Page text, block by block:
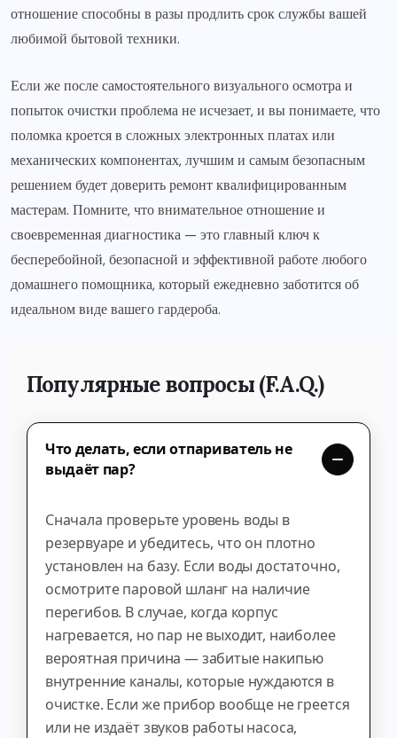
отношение способны в разы продлить срок службы вашей
любимой бытовой техники.
Если же после самостоятельного визуального осмотра и
попыток очистки проблема не исчезает, и вы понимаете, что
поломка кроется в сложных электронных платах или
механических компонентах, лучшим и самым безопасным
решением будет доверить ремонт квалифицированным
мастерам. Помните, что внимательное отношение и
своевременная диагностика — это главный ключ к
бесперебойной, безопасной и эффективной работе любого
домашнего помощника, который ежедневно заботится об
идеальном виде вашего гардероба.
Популярные вопросы (F.A.Q.)
Что делать, если отпариватель не
выдаёт пар?
Сначала проверьте уровень воды в
резервуаре и убедитесь, что он плотно
установлен на базу. Если воды достаточно,
осмотрите паровой шланг на наличие
перегибов. В случае, когда корпус
нагревается, но пар не выходит, наиболее
вероятная причина — забитые накипью
внутренние каналы, которые нуждаются в
очистке. Если же прибор вообще не греется
или не издаёт звуков работы насоса,